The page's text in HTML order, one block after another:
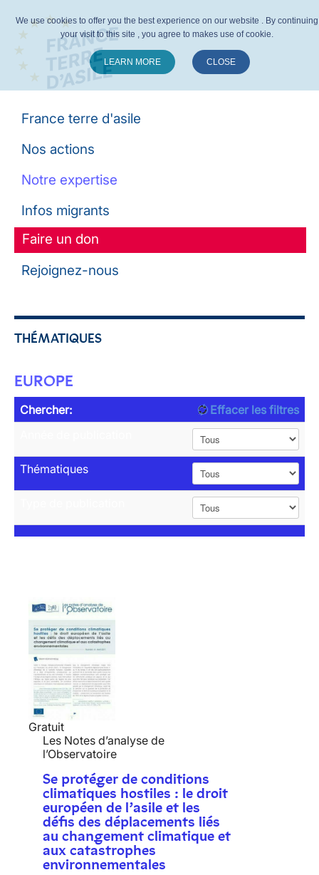
France terre d'asile
Nos actions
Notre expertise
Infos migrants
Faire un don
Rejoignez-nous
THÉMATIQUES
EUROPE
Chercher:
Effacer les filtres
Thématiques
Gratuit
Les Notes d’analyse de
l’Observatoire
Se protéger de conditions
climatiques hostiles : le droit
européen de l’asile et les
défis des déplacements liés
au changement climatique et
aux catastrophes
environnementales
We use cookies to offer you the best experience on our website . By continuing
your visit to this site , you agree to makes use of cookie.
LEARN MORE CLOSE